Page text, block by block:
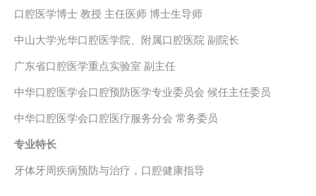
口腔医学博士 教授 主任医师 博士生导师
中山大学光华口腔医学院、附属口腔医院 副院长
广东省口腔医学重点实验室 副主任
中华口腔医学会口腔预防医学专业委员会 候任主任委员
中华口腔医学会口腔医疗服务分会 常务委员
专业特长
牙体牙周疾病预防与治疗，口腔健康指导